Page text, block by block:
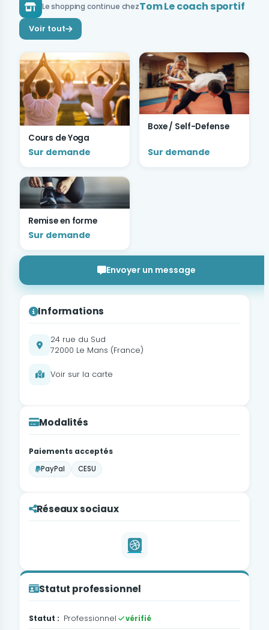
Le shopping continue chezTom Le coach sportif
Voir tout
Cours de Yoga
Sur demande
Boxe / Self-Defense
Sur demande
Remise en forme
Sur demande
Envoyer un message
Informations
24 rue du Sud
72000 Le Mans (France)
Voir sur la carte
Modalités
Paiements acceptés
PayPal
CESU
Réseaux sociaux
Statut professionnel
Statut : Professionnel vérifié